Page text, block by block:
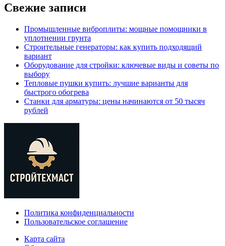
Свежие записи
Промышленные виброплиты: мощные помощники в
уплотнении грунта
Строительные генераторы: как купить подходящий
вариант
Оборудование для стройки: ключевые виды и советы по
выбору
Тепловые пушки купить: лучшие варианты для
быстрого обогрева
Станки для арматуры: цены начинаются от 50 тысяч
рублей
Политика конфиденциальности
Пользовательское соглашение
Карта сайта